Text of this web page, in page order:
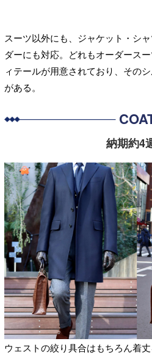
スーツ以外にも、ジャケット・シ
ダーにも対応。どれもオーダース
ィテールが用意されており、その
がある。
納期約4
ウェストの絞り具合はもちろん着